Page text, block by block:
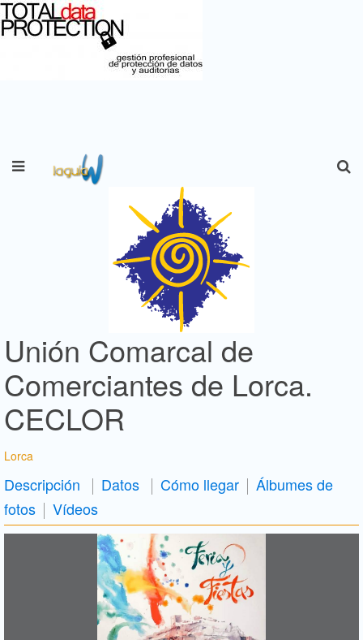
Unión Comarcal de
Comerciantes de Lorca.
CECLOR
Lorca
Descripción Datos Cómo llegar
Álbumes de
fotos
Vídeos